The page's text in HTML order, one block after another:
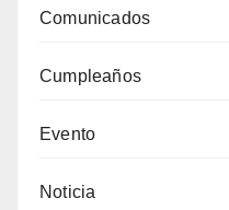
Comunicados
Cumpleaños
Evento
Noticia